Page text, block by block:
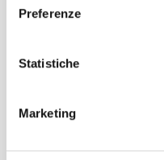
Preferenze
Statistiche
Marketing